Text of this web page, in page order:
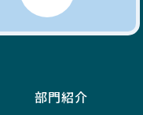
部門紹介